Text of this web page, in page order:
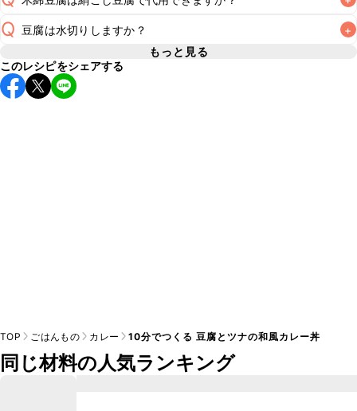
A
こちらのレシピは出来たてをお召し上がりいただくことをお
すすめします。
こちらの注意事項をご確認の上、正し
絹ごし豆腐で代用できます。木綿豆腐に比べて水分が多いた
め、しっかりと水切りしてからご使用ください。水切りの方
法はこちら
Q 豆腐は水切りしますか？ +
A
もっと見る
このレシピをシェアする
TOP ごはんもの カレー 10分でつくる 豆腐とツナの和風カレー丼
同じ材料の人気ランキング